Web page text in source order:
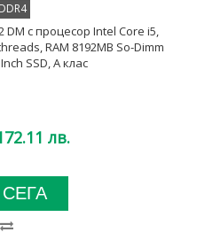
DDR4
с процесор Intel Core i5,
RAM 8192MB So-Dimm
SSD, А клас
лв.